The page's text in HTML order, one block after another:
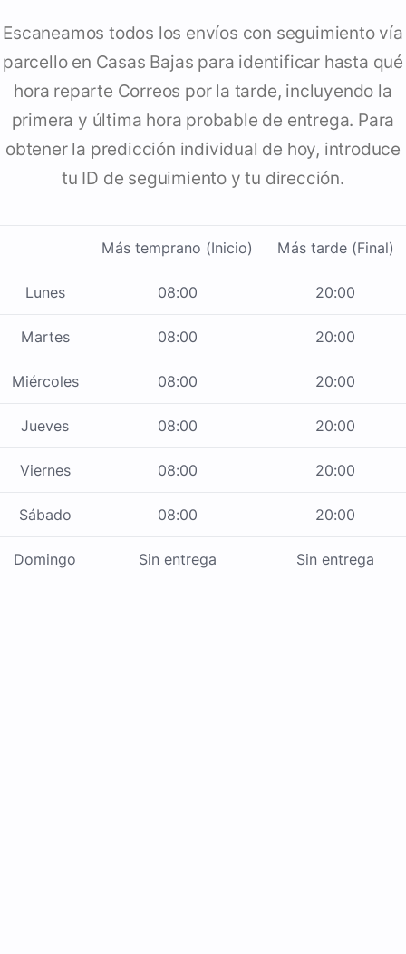
Escaneamos todos los envíos con seguimiento vía
parcello en Casas Bajas para identificar hasta qué
hora reparte Correos por la tarde, incluyendo la
primera y última hora probable de entrega. Para
obtener la predicción individual de hoy, introduce
tu ID de seguimiento y tu dirección.
Más temprano (Inicio) Más tarde (Final)
Lunes 08:00 20:00
Martes 08:00 20:00
Miércoles 08:00 20:00
Jueves 08:00 20:00
Viernes 08:00 20:00
Sábado 08:00 20:00
Domingo Sin entrega Sin entrega